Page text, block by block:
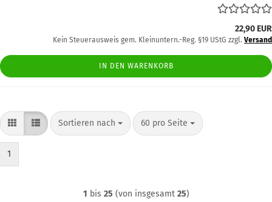
22,90 EUR
Kein Steuerausweis gem. Kleinuntern.-Reg. §19 UStG zzgl. Versand
IN DEN WARENKORB
Sortieren nach
Sortieren nach 60 pro Seite
pro Seite
1
1 bis 25 (von insgesamt 25)